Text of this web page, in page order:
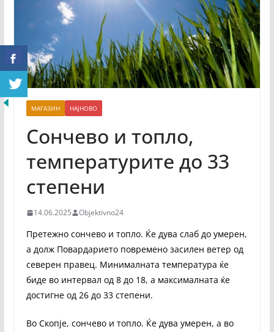
МАГАЗИН НАЈНОВО
Сончево и топло,
температурите до 33
степени
14.06.2025 Objektivno24
Претежно сончево и топло. Ќе дува слаб до умерен,
а долж Повардарието повремено засилен ветер од
северен правец. Минималната температура ќе
биде во интервал од 8 до 18, а максималната ќе
достигне од 26 до 33 степени.
Во Скопје, сончево и топло. Ќе дува умерен, а во